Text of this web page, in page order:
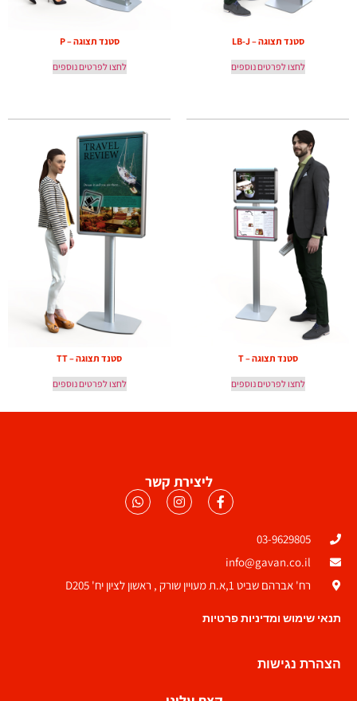
סטנד תצוגה – LB-J
לחצו לפרטים נוספים
סטנד תצוגה – P
לחצו לפרטים נוספים
סטנד תצוגה – T
לחצו לפרטים נוספים
סטנד תצוגה – TT
לחצו לפרטים נוספים
ליצירת קשר
03-9629805
info@gavan.co.il
רח' אברהם שביט 1,א.ת מעויין שורק , ראשון לציון יח' D205
תנאי שימוש ומדיניות פרטיות
הצהרת נגישות